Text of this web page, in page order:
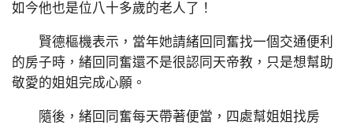
如今他也是位八十多歲的老人了！
賢德樞機表示，當年她請緒回同奮找一個交通便利
的房子時，緒回同奮還不是很認同天帝教，只是想幫助
敬愛的姐姐完成心願。
隨後，緒回同奮每天帶著便當，四處幫姐姐找房